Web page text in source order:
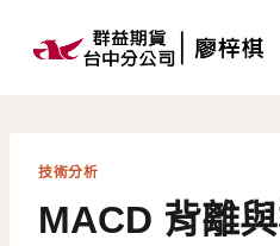
技術分析
MACD 背離